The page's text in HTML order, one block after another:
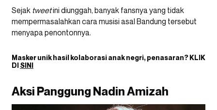
Sejak tweetini diunggah, banyak fansnya yang tidak
mempermasalahkan cara musisi asal Bandung tersebut
menyapa penontonnya.
Masker unik hasil kolaborasi anak negri, penasaran? KLIK
DISINI
Aksi Panggung Nadin Amizah